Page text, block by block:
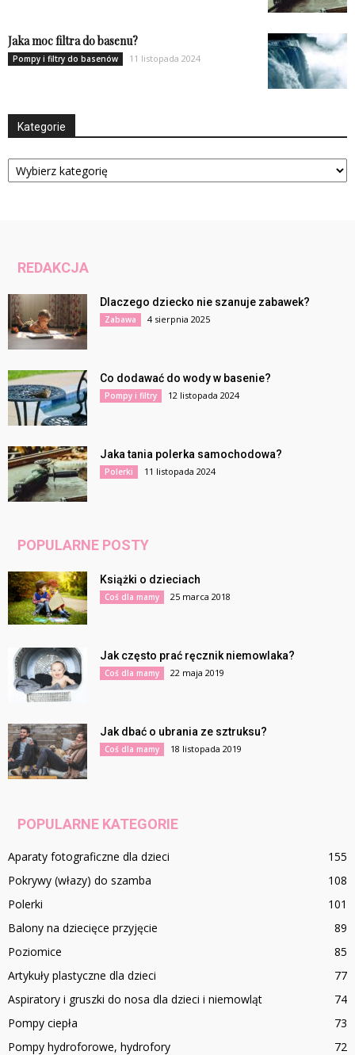
Jaka moc filtra do basenu?
Pompy i filtry do basenów 11 listopada 2024
Kategorie
Kategorie
REDAKCJA
Dlaczego dziecko nie szanuje zabawek?
Zabawa 4 sierpnia 2025
Co dodawać do wody w basenie?
Pompy i filtry 12 listopada 2024
Jaka tania polerka samochodowa?
Polerki 11 listopada 2024
POPULARNE POSTY
Książki o dzieciach
Coś dla mamy 25 marca 2018
Jak często prać ręcznik niemowlaka?
Coś dla mamy 22 maja 2019
Jak dbać o ubrania ze sztruksu?
Coś dla mamy 18 listopada 2019
POPULARNE KATEGORIE
Aparaty fotograficzne dla dzieci
155
Pokrywy (włazy) do szamba
108
Polerki
101
Balony na dziecięce przyjęcie
89
Poziomice
85
Artykuły plastyczne dla dzieci
77
Aspiratory i gruszki do nosa dla dzieci i niemowląt
74
Pompy ciepła
73
Pompy hydroforowe, hydrofory
72